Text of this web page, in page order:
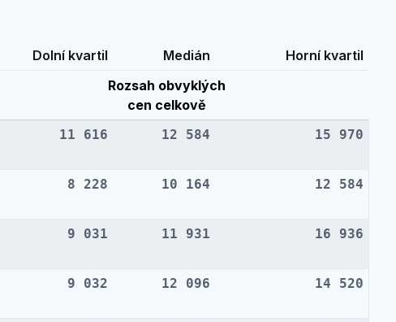
Dolní kvartil Medián
Horní kvartil
Rozsah obvyklých
cen celkově
11 616 12 584 15 970
8 228 10 164 12 584
9 031 11 931 16 936
9 032 12 096 14 520